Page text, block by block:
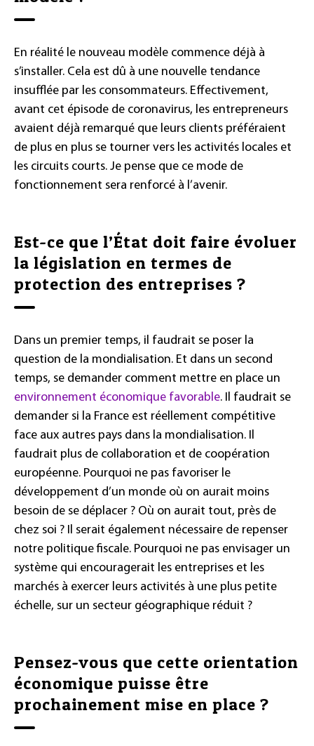
En réalité le nouveau modèle commence déjà à
s’installer. Cela est dû à une nouvelle tendance
insufflée par les consommateurs. Effectivement,
avant cet épisode de coronavirus, les entrepreneurs
avaient déjà remarqué que leurs clients préféraient
de plus en plus se tourner vers les activités locales et
les circuits courts. Je pense que ce mode de
fonctionnement sera renforcé à l’avenir.
Est-ce que l’État doit faire évoluer
la législation en termes de
protection des entreprises ?
Dans un premier temps, il faudrait se poser la
question de la mondialisation. Et dans un second
temps, se demander comment mettre en place un
environnement économique favorable. Il faudrait se
demander si la France est réellement compétitive
face aux autres pays dans la mondialisation. Il
faudrait plus de collaboration et de coopération
européenne. Pourquoi ne pas favoriser le
développement d’un monde où on aurait moins
besoin de se déplacer ? Où on aurait tout, près de
chez soi ? Il serait également nécessaire de repenser
notre politique fiscale. Pourquoi ne pas envisager un
système qui encouragerait les entreprises et les
marchés à exercer leurs activités à une plus petite
échelle, sur un secteur géographique réduit ?
Pensez-vous que cette orientation
économique puisse être
prochainement mise en place ?